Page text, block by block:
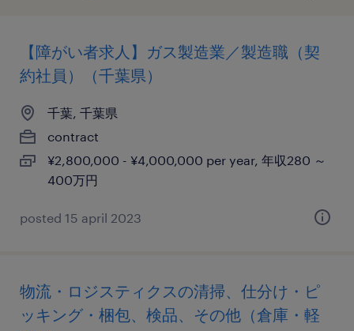
【障がい者求人】ガス製造業／製造職（契
約社員）（千葉県）
千葉, 千葉県
contract
¥2,800,000 - ¥4,000,000 per year, 年収280 ～
400万円
posted 15 april 2023
物流・ロジスティクスの清掃、仕分け・ピ
ッキング・梱包、検品、その他（倉庫・軽